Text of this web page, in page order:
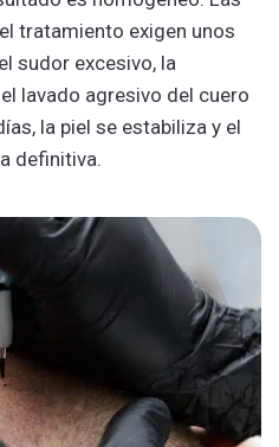
tratamiento exigen unos
sudor excesivo, la
lavado agresivo del cuero
la piel se estabiliza y el
definitiva.